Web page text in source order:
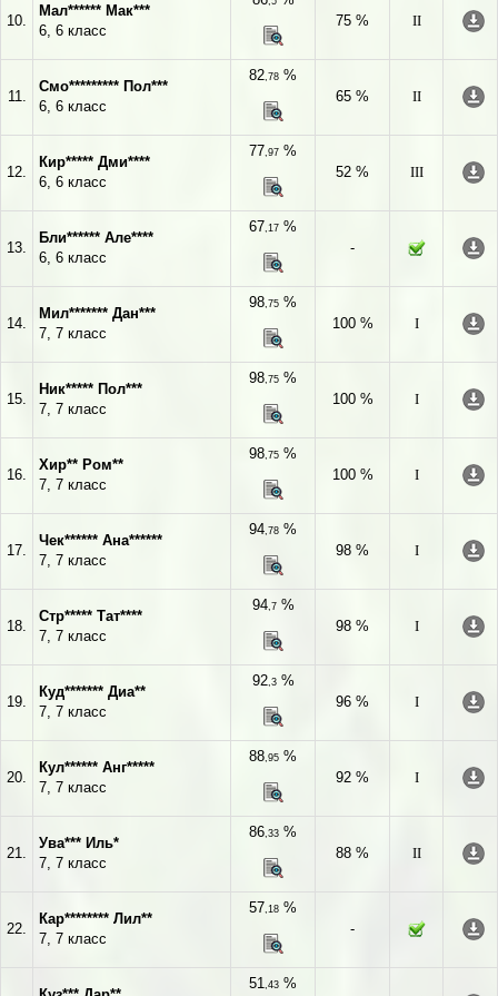
10.
Мал****** Мак***
6, 6 класс
75 %
II
11.
Смо********* Пол***
6, 6 класс
82,78 %
65 %
II
12.
Кир***** Дми****
6, 6 класс
77,97 %
52 %
III
13.
Бли****** Але****
6, 6 класс
67,17 %
-
14.
Мил******* Дан***
7, 7 класс
98,75 %
100 %
I
15.
Ник***** Пол***
7, 7 класс
98,75 %
100 %
I
16.
Хир** Ром**
7, 7 класс
98,75 %
100 %
I
17.
Чек****** Ана******
7, 7 класс
94,78 %
98 %
I
18.
Стр***** Тат****
7, 7 класс
94,7%
98 %
I
19.
Куд******* Диа**
7, 7 класс
92,3%
96 %
I
20.
Кул****** Анг*****
7, 7 класс
88,95 %
92 %
I
21.
Ува*** Иль*
7, 7 класс
86,33 %
88 %
II
22.
Кар******** Лил**
7, 7 класс
57,18 %
-
51,43 %